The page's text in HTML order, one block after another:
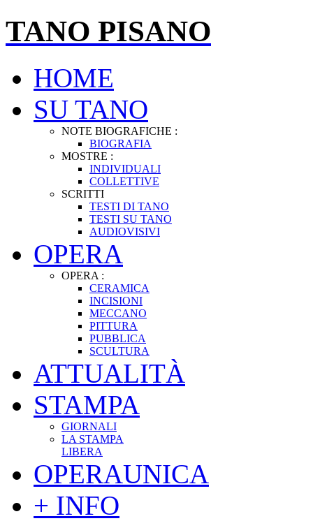
TANO PISANO
HOME
SU TANO
NOTE BIOGRAFICHE :
BIOGRAFIA
MOSTRE :
INDIVIDUALI
COLLETTIVE
SCRITTI
TESTI DI TANO
TESTI SU TANO
AUDIOVISIVI
OPERA
OPERA :
CERAMICA
INCISIONI
MECCANO
PITTURA
PUBBLICA
SCULTURA
ATTUALITÀ
STAMPA
GIORNALI
LA STAMPA
LIBERA
OPERAUNICA
+ INFO